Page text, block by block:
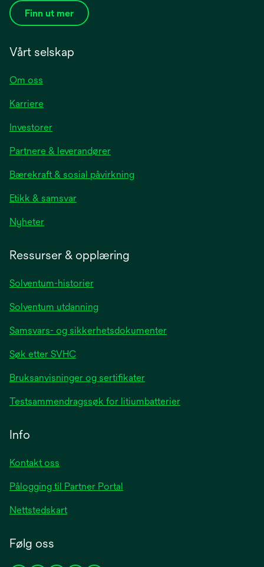
Finn ut mer
Vårt selskap
Om oss
Karriere
Investoreropens
a
new
Partnere & leverandører
Bærekraft & sosial påvirkning
Etikk & samsvar
Nyheteropens
Ressurser & opplæring
Solventum-historier
Solventum utdanning
Samsvars- og sikkerhetsdokumenter
Søk etter SVHC
Bruksanvisninger og sertifikater
Testsammendragssøk for litiumbatterier
Info
Kontakt oss
Pålogging til Partner Portal
Nettstedskart
Følg oss